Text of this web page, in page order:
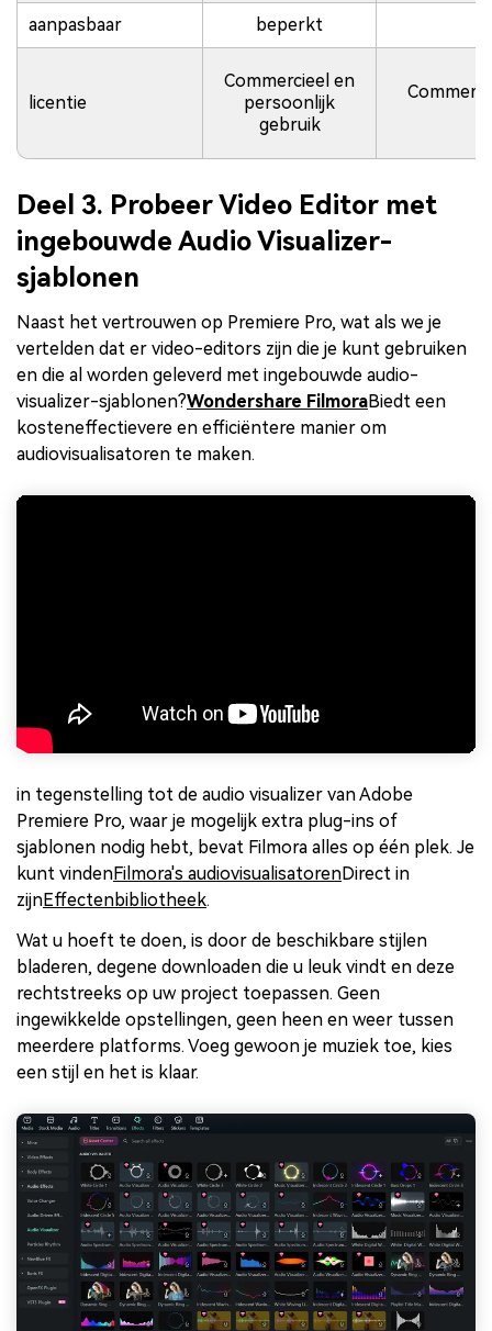
aanpasbaar beperkt
licentie
Commercieel en
persoonlijk
gebruik
Deel 3. Probeer Video Editor met
ingebouwde Audio Visualizer-
sjablonen
Naast het vertrouwen op Premiere Pro, wat als we je
vertelden dat er video-editors zijn die je kunt gebruiken
en die al worden geleverd met ingebouwde audio-
visualizer-sjablonen?Wondershare FilmoraBiedt een
kosteneffectievere en efficiëntere manier om
audiovisualisatoren te maken.
in tegenstelling tot de audio visualizer van Adobe
Premiere Pro, waar je mogelijk extra plug-ins of
sjablonen nodig hebt, bevat Filmora alles op één plek. Je
kunt vindenFilmora's audiovisualisatorenDirect in
zijnEffectenbibliotheek.
Wat u hoeft te doen, is door de beschikbare stijlen
bladeren, degene downloaden die u leuk vindt en deze
rechtstreeks op uw project toepassen. Geen
ingewikkelde opstellingen, geen heen en weer tussen
meerdere platforms. Voeg gewoon je muziek toe, kies
een stijl en het is klaar.